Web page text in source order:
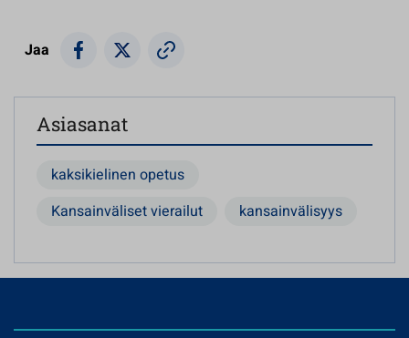
Jaa
Asiasanat
kaksikielinen opetus
Kansainväliset vierailut
kansainvälisyys